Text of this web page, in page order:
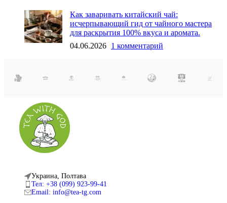
Как заваривать китайский чай:
исчерпывающий гид от чайного мастера
для раскрытия 100% вкуса и аромата.
04.06.2026 1 комментарий
Украина, Полтава
Тел: +38 (099) 923-99-41
Email: info@tea-tg.com